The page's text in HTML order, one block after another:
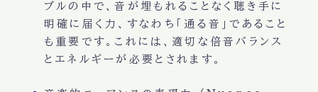
ブルの中で、音が埋もれることなく聴き手に
明確に届く力、すなわち「通る音」であること
も重要です。これには、適切な倍音バランス
とエネルギーが必要とされます。